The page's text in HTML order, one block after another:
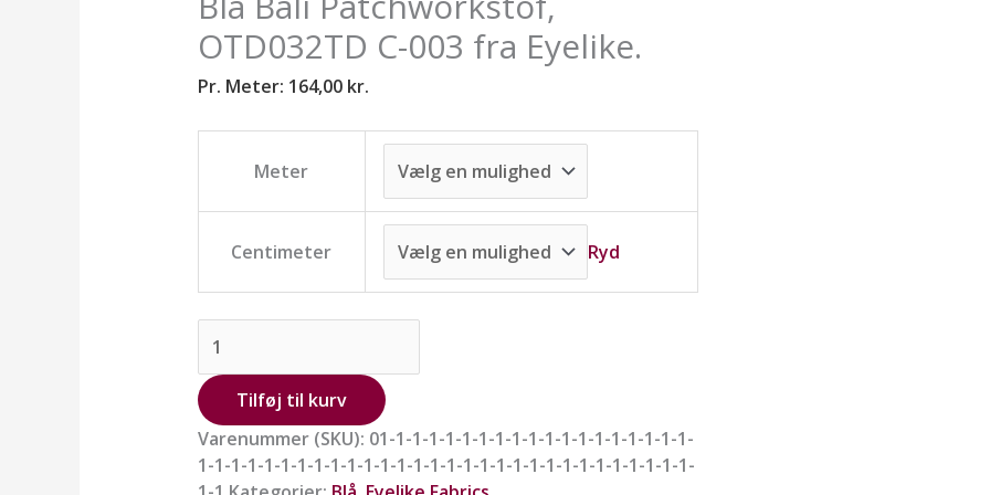
OTD032TD C-003 fra Eyelike.
Pr. Meter: 164,00 kr.
Meter
Centimeter Ryd
Eyelike.
antal
Tilføj til kurv
Varenummer (SKU): 01-1-1-1-1-1-1-1-1-1-1-1-1-1-1-1-1-1-1-
1-1-1-1-1-1-1-1-1-1-1-1-1-1-1-1-1-1-1-1-1-1-1-1-1-1-1-1-1-1-